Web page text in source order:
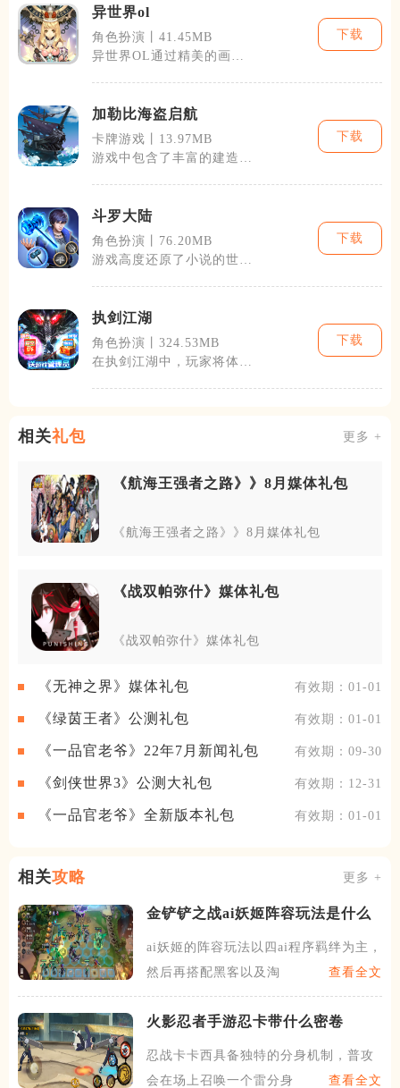
异世界ol
角色扮演丨41.45MB
异世界OL通过精美的画
下载
加勒比海盗启航
卡牌游戏丨13.97MB
游戏中包含了丰富的建造系
下载
斗罗大陆
角色扮演丨76.20MB
游戏高度还原了小说的世界
下载
执剑江湖
角色扮演丨324.53MB
在执剑江湖中，玩家将体验
下载
相关礼包 更多 +
《航海王强者之路》》8月媒体礼包
《航海王强者之路》》8月媒体礼包
《战双帕弥什》媒体礼包
《战双帕弥什》媒体礼包
《无神之界》媒体礼包 有效期：01-01
《绿茵王者》公测礼包 有效期：01-01
《一品官老爷》22年7月新闻礼包 有效期：09-30
《剑侠世界3》公测大礼包 有效期：12-31
《一品官老爷》全新版本礼包 有效期：01-01
相关攻略 更多 +
金铲铲之战ai妖姬阵容玩法是什么
ai妖姬的阵容玩法以四ai程序羁绊为主，
然后再搭配黑客以及淘
查看全文
火影忍者手游忍卡带什么密卷
忍战卡卡西具备独特的分身机制，普攻
会在场上召唤一个雷分身，这
查看全文